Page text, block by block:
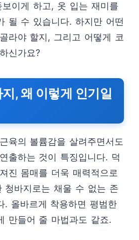
이게 하고, 옷 입는 재미를
될 수 있습니다. 하지만 어떤
라야 할지, 그리고 어떻게 코
신가요?
, 왜 이렇게 인기일
육의 볼륨감을 살려주면서도
출하는 것이 특징입니다. 덕
진 몸매를 더욱 매력적으로
청바지로는 채울 수 없는 존
. 올바르게 착용하면 평범한
만들어 줄 마법과도 같죠.